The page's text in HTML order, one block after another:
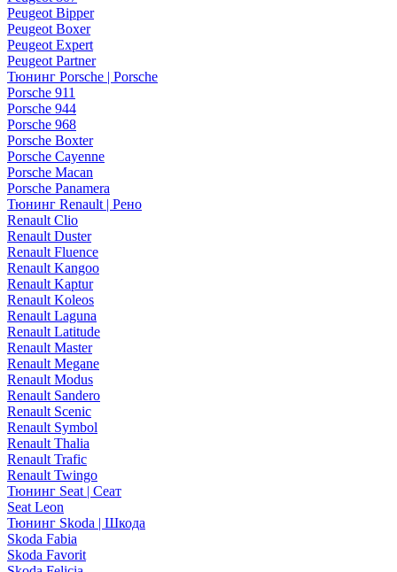
Peugeot Bipper
Peugeot Boxer
Peugeot Expert
Peugeot Partner
Тюнинг Porsche | Porsche
Porsche 911
Porsche 944
Porsche 968
Porsche Boxter
Porsche Cayenne
Porsche Macan
Porsche Panamera
Тюнинг Renault | Рено
Renault Clio
Renault Duster
Renault Fluence
Renault Kangoo
Renault Kaptur
Renault Koleos
Renault Laguna
Renault Latitude
Renault Master
Renault Megane
Renault Modus
Renault Sandero
Renault Scenic
Renault Symbol
Renault Thalia
Renault Trafic
Renault Twingo
Тюнинг Seat | Сеат
Seat Leon
Тюнинг Skoda | Шкода
Skoda Fabia
Skoda Favorit